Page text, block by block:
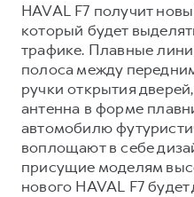
HAVAL F7 получит
который будет
трафике. Плавные
полоса между
ручки открытия
антенна в форме
автомобилю
воплощают в себе
присущие моделям
нового HAVAL F7